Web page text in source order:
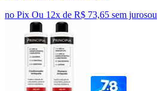
no Pix Ou 12x de R$ 73,65 sem jurosou